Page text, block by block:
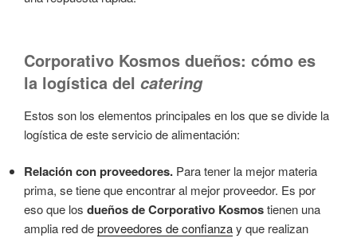
Corporativo Kosmos dueños: cómo es
la logística del catering
Estos son los elementos principales en los que se divide la
logística de este servicio de alimentación:
Relación con proveedores. Para tener la mejor materia
prima, se tiene que encontrar al mejor proveedor. Es por
eso que los dueños de Corporativo Kosmostienen una
amplia red deproveedores de confianzay que realizan